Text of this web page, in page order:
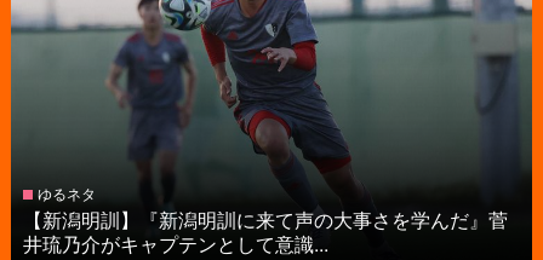
ゆるネタ
【新潟明訓】『新潟明訓に来て声の大事さを学んだ』菅
井琉乃介がキャプテンとして意識...